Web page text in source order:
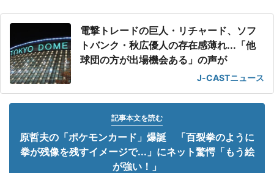
電撃トレードの巨人・リチャード、ソフ
トバンク・秋広優人の存在感薄れ...「他
球団の方が出場機会ある」の声が
J-CASTニュース
記事本文を読む
原哲夫の「ポケモンカード」爆誕 「百裂拳のように
拳が残像を残すイメージで...」にネット驚愕「もう絵
が強い！」